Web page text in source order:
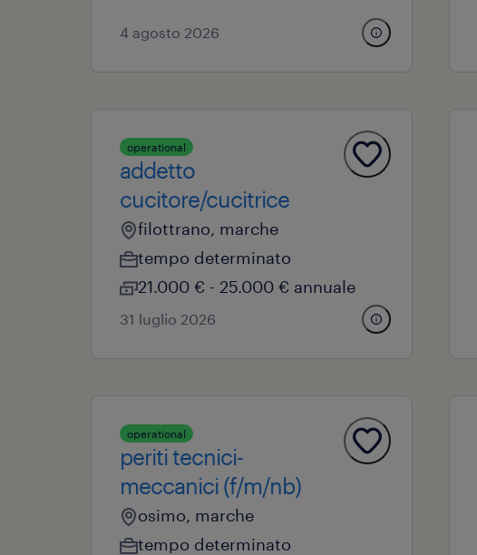
4 agosto 2026
operational
addetto
cucitore/cucitrice
filottrano, marche
tempo determinato
21.000 € - 25.000 € annuale
31 luglio 2026
operational
periti tecnici-
meccanici (f/m/nb)
osimo, marche
tempo determinato